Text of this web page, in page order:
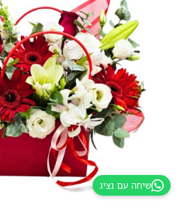
שיחה עם נציג